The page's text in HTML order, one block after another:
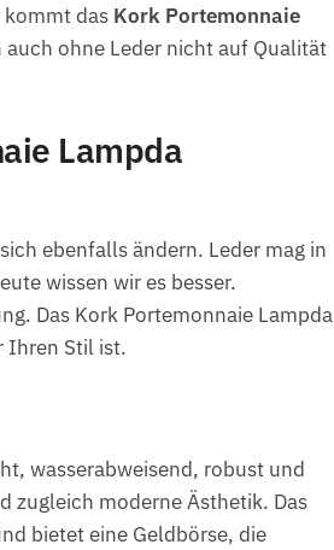
kommt das Kork Portemonnaie
auch ohne Leder nicht auf Qualität
Lampda
ebenfalls ändern. Leder mag in
wissen wir es besser.
Das Kork Portemonnaie Lampda
Ihren Stil ist.
wasserabweisend, robust und
zugleich moderne Ästhetik. Das
bietet eine Geldbörse, die